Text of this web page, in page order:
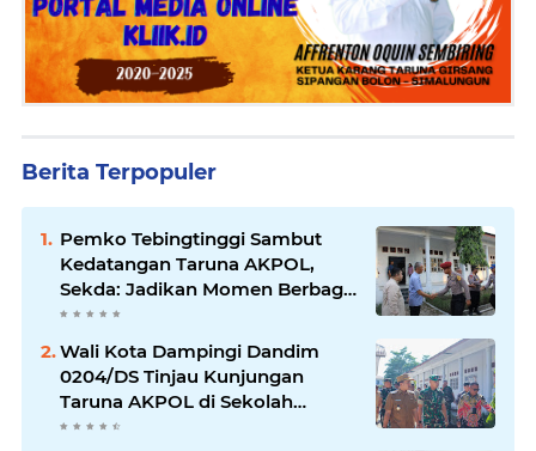
Berita Terpopuler
Pemko Tebingtinggi Sambut
Kedatangan Taruna AKPOL,
Sekda: Jadikan Momen Berbagi
Ilmu
Wali Kota Dampingi Dandim
0204/DS Tinjau Kunjungan
Taruna AKPOL di Sekolah
Rakyat Tebingtinggi